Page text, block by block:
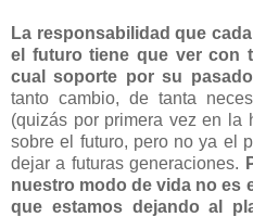
La responsabilidad que
el futuro tiene que ver con
cual soporte por su pasado
tanto cambio, de tanta
(quizás por primera vez en la
sobre el futuro, pero no ya el
dejar a futuras generaciones.
nuestro modo de vida no es
que estamos dejando al